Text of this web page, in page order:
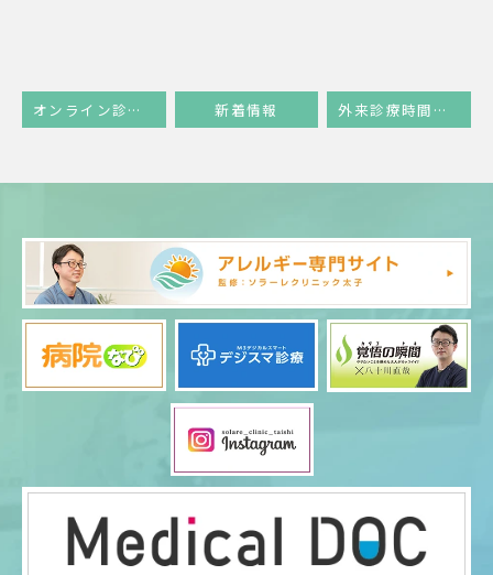
オンライン診療のシステム変更に関して 新着情報 外来診療時間の変更のお知らせ